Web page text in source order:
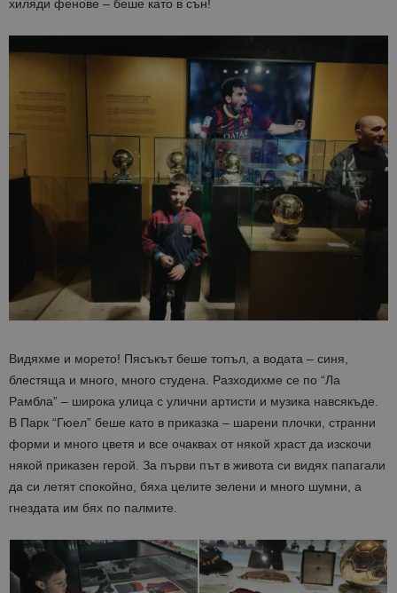
хиляди фенове – беше като в сън!
Видяхме и морето! Пясъкът беше топъл, а водата – синя,
блестяща и много, много студена. Разходихме се по “Ла
Рамбла” – широка улица с улични артисти и музика навсякъде.
В Парк “Гюел” беше като в приказка – шарени плочки, странни
форми и много цветя и все очаквах от някой храст да изскочи
някой приказен герой. За първи път в живота си видях папагали
да си летят спокойно, бяха целите зелени и много шумни, а
гнездата им бях по палмите.